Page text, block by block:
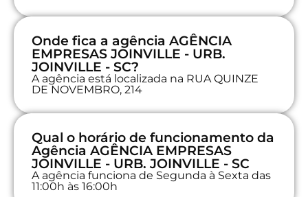
Onde fica a agência AGÊNCIA
EMPRESAS JOINVILLE - URB.
JOINVILLE - SC?
A agência está localizada na RUA QUINZE
DE NOVEMBRO, 214
Qual o horário de funcionamento da
Agência AGÊNCIA EMPRESAS
JOINVILLE - URB. JOINVILLE - SC
A agência funciona de Segunda à Sexta das
11:00h às 16:00h